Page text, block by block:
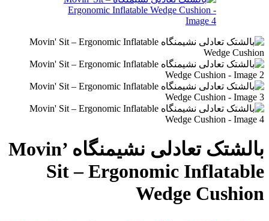
بالشتک تعادلی نشیمنگاه Movin’
Sit – Ergonomic Inflatable
Wedge Cushion